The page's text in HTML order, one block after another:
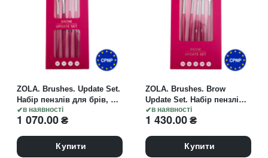
в наявності
ZOLA. Brushes. Update Set.
Набір пензлів для брів, 4
шт
1 070.00₴
Купити
в наявності
ZOLA. Brushes. Brow
Update Set. Набір пензлів
для брів, 5 шт
1 430.00₴
Купити